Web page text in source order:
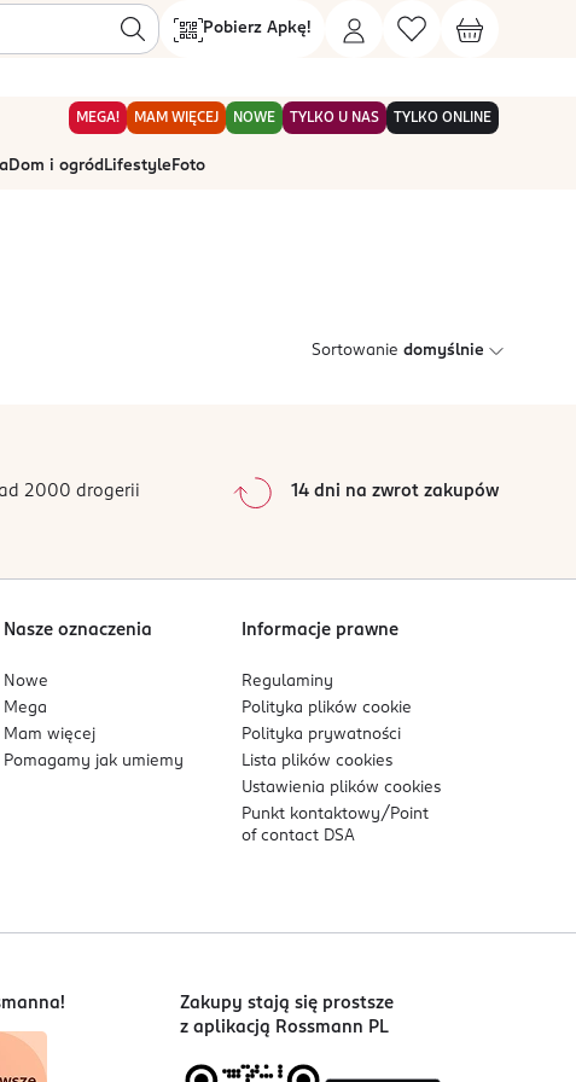
Pobierz Apkę!
MEGA! MAM WIĘCEJ NOWE TYLKO U NAS TYLKO ONLINE
Dom i ogród Lifestyle Foto
Sortowanie domyślnie
2000 drogerii 14 dni na zwrot zakupów
Nasze oznaczenia
Nowe
Mega
Mam więcej
Pomagamy jak umiemy
Informacje prawne
Regulaminy
Polityka plikówcookie
Polityka prywatności
Lista plikówcookies
Ustawienia plikówcookies
Punkt kontaktowy/ Point
of contact DSA
Zakupy stają się prostsze
z aplikacją Rossmann PL